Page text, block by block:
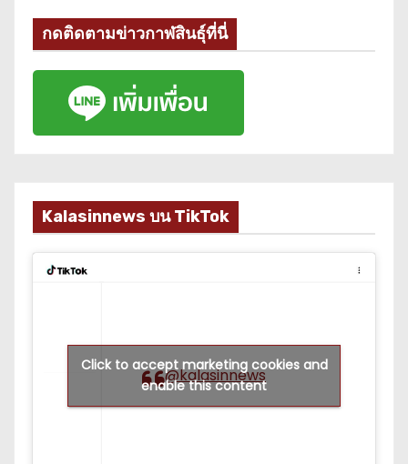
กดติดตามข่าวกาฬสินธุ์ที่นี่
Kalasinnews บน TikTok
@kalasinnews
Click to accept marketing cookies and
enable this content